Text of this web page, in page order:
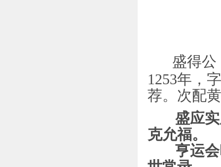
盛得公
1253年，
荐。次配
盛应
克允福。
亨运会